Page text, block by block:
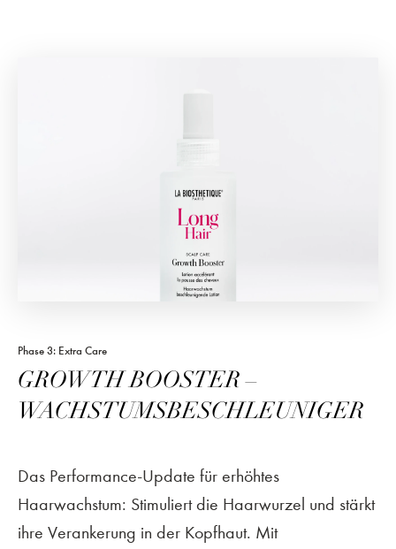
Phase 3: Extra Care
GROWTH BOOSTER –
WACHSTUMSBESCHLEUNIGER
Das Performance-Update für erhöhtes
Haarwachstum: Stimuliert die Haarwurzel und stärkt
ihre Verankerung in der Kopfhaut. Mit